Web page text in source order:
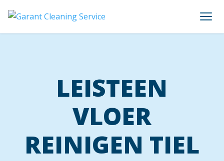
LEISTEEN
VLOER
REINIGEN TIEL